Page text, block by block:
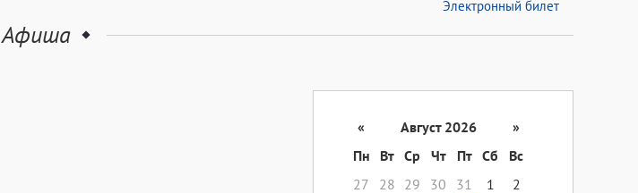
Электронный билет
Афиша
« Август 2026
»
Пн
Вт Ср Чт Пт Сб
Вс
27
28 29 30 31 1
2